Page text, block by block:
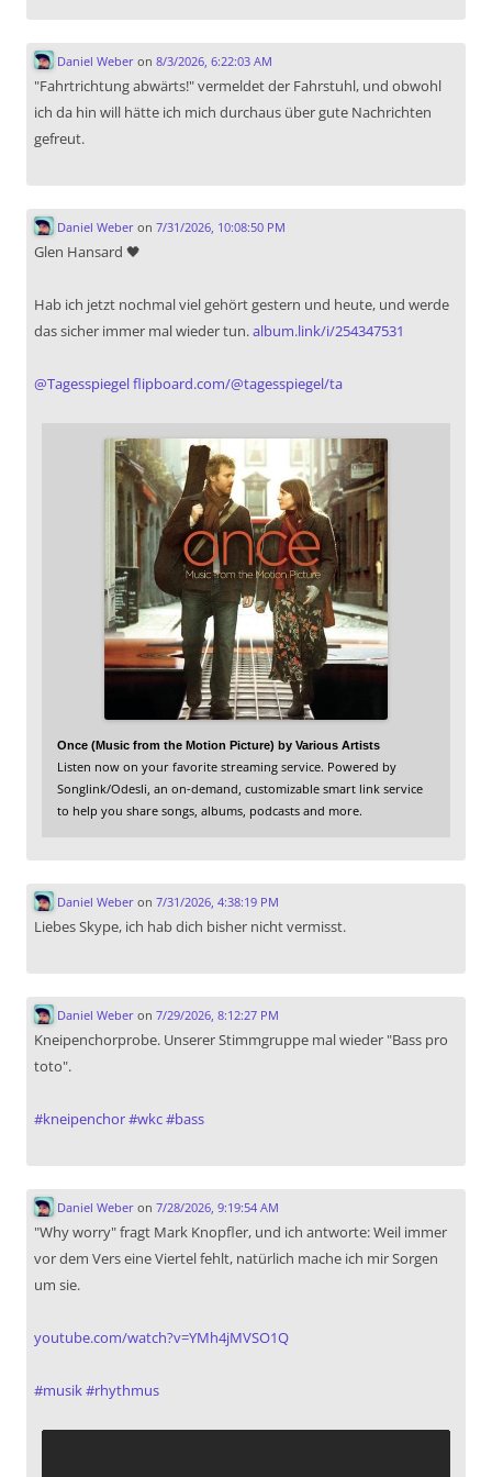
Daniel Weberon 8/3/2026, 6:22:03 AM
"Fahrtrichtung abwärts!" vermeldet der Fahrstuhl, und obwohl
ich da hin will hätte ich mich durchaus über gute Nachrichten
gefreut.
Daniel Weberon 7/31/2026, 10:08:50 PM
Glen Hansard 🖤
Hab ich jetzt nochmal viel gehört gestern und heute, und werde
das sicher immer mal wieder tun.album.link/i/254347531
@Tagesspiegelflipboard.com/@tagesspiegel/ta
Once (Music from the Motion Picture) by Various Artists
Listen now on your favorite streaming service. Powered by
Songlink/Odesli, an on-demand, customizable smart link service
to help you share songs, albums, podcasts and more.
Daniel Weberon 7/31/2026, 4:38:19 PM
Liebes Skype, ich hab dich bisher nicht vermisst.
Daniel Weberon 7/29/2026, 8:12:27 PM
Kneipenchorprobe. Unserer Stimmgruppe mal wieder "Bass pro
toto".
#kneipenchor#wkc#bass
Daniel Weberon 7/28/2026, 9:19:54 AM
"Why worry" fragt Mark Knopfler, und ich antworte: Weil immer
vor dem Vers eine Viertel fehlt, natürlich mache ich mir Sorgen
um sie.
youtube.com/watch?v=YMh4jMVSO1Q
#musik#rhythmus